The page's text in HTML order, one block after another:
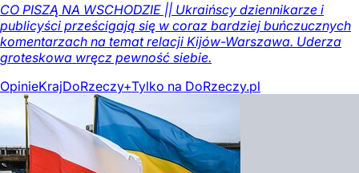
CO PISZĄ NA WSCHODZIE || Ukraińscy dziennikarze i
publicyści prześcigają się w coraz bardziej buńczucznych
komentarzach na temat relacji Kijów-Warszawa. Uderza
groteskowa wręcz pewność siebie.
OpinieKrajDoRzeczy+Tylko na DoRzeczy.pl